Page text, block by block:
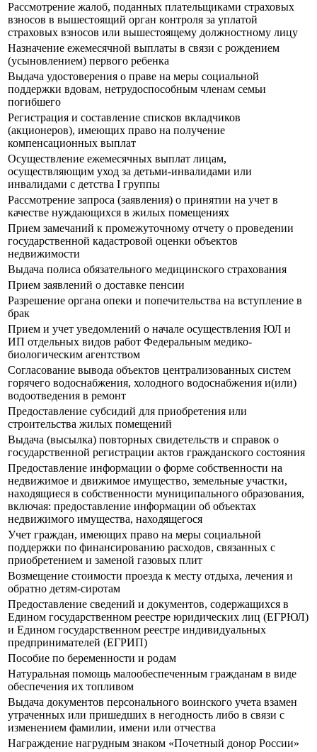
Рассмотрение жалоб, поданных плательщиками страховых
взносов в вышестоящий орган контроля за уплатой
страховых взносов или вышестоящему должностному лицу
Назначение ежемесячной выплаты в связи с рождением
(усыновлением) первого ребенка
Выдача удостоверения о праве на меры социальной
поддержки вдовам, нетрудоспособным членам семьи
погибшего
Регистрация и составление списков вкладчиков
(акционеров), имеющих право на получение
компенсационных выплат
Осуществление ежемесячных выплат лицам,
осуществляющим уход за детьми-инвалидами или
инвалидами с детства I группы
Рассмотрение запроса (заявления) о принятии на учет в
качестве нуждающихся в жилых помещениях
Прием замечаний к промежуточному отчету о проведении
государственной кадастровой оценки объектов
недвижимости
Выдача полиса обязательного медицинского страхования
Прием заявлений о доставке пенсии
Разрешение органа опеки и попечительства на вступление в
брак
Прием и учет уведомлений о начале осуществления ЮЛ и
ИП отдельных видов работ Федеральным медико-
биологическим агентством
Согласование вывода объектов централизованных систем
горячего водоснабжения, холодного водоснабжения и(или)
водоотведения в ремонт
Предоставление субсидий для приобретения или
строительства жилых помещений
Выдача (высылка) повторных свидетельств и справок о
государственной регистрации актов гражданского состояния
Предоставление информации о форме собственности на
недвижимое и движимое имущество, земельные участки,
находящиеся в собственности муниципального образования,
включая: предоставление информации об объектах
недвижимого имущества, находящегося
Учет граждан, имеющих право на меры социальной
поддержки по финансированию расходов, связанных с
приобретением и заменой газовых плит
Возмещение стоимости проезда к месту отдыха, лечения и
обратно детям-сиротам
Предоставление сведений и документов, содержащихся в
Едином государственном реестре юридических лиц (ЕГРЮЛ)
и Едином государственном реестре индивидуальных
предпринимателей (ЕГРИП)
Пособие по беременности и родам
Натуральная помощь малообеспеченным гражданам в виде
обеспечения их топливом
Выдача документов персонального воинского учета взамен
утраченных или пришедших в негодность либо в связи с
изменением фамилии, имени или отчества
Награждение нагрудным знаком «Почетный донор России»